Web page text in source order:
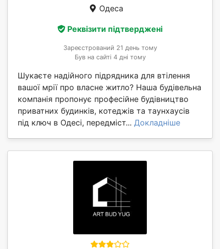
Одеса
Реквізити підтверджені
Зареєстрований 21 день тому
Був на сайті 4 дні тому
Шукаєте надійного підрядника для втілення
вашої мрії про власне житло? Наша будівельна
компанія пропонує професійне будівництво
приватних будинків, котеджів та таунхаусів
під ключ в Одесі, передміст... Докладніше